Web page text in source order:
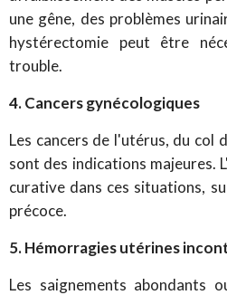
une gêne, des problèmes
hystérectomie peut être
trouble.
4. Cancers gynécologiques
Les cancers de l'utérus, du col
sont des indications majeures.
curative dans ces situations,
précoce.
5. Hémorragies utérines
Les saignements abondants